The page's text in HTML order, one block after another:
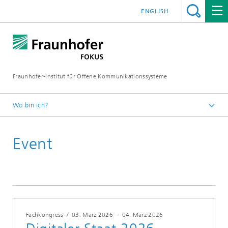
Fraunhofer-Institut für Offene Kommunikationssysteme
ENGLISH
Wo bin ich?
Digital Public Services
Event
Fachkongress /03. März 2026 - 04. März 2026